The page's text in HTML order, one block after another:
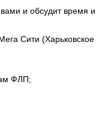
и обсудит время и
Сити (Харьковское
ФЛП;